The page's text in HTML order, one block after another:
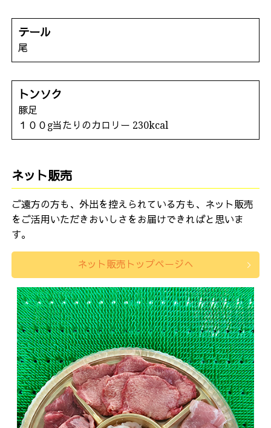
テール
尾
トンソク
豚足
１００g当たりのカロリー 230kcal
ネット販売
ご遠方の方も、外出を控えられている方も、ネット販売
をご活用いただきおいしさをお届けできればと思いま
す。
ネット販売トップページへ